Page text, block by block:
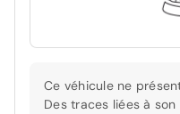
Ce véhicule ne
Des traces liées à